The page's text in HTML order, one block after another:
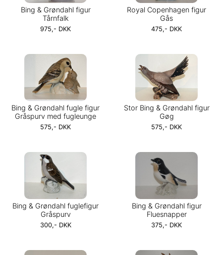
Bing & Grøndahl figur
Tårnfalk
975,- DKK
Royal Copenhagen figur
Gås
475,- DKK
Bing & Grøndahl fugle figur
Gråspurv med fugleunge
575,- DKK
Stor Bing & Grøndahl figur
Gøg
575,- DKK
Bing & Grøndahl fuglefigur
Gråspurv
300,- DKK
Bing & Grøndahl figur
Fluesnapper
375,- DKK